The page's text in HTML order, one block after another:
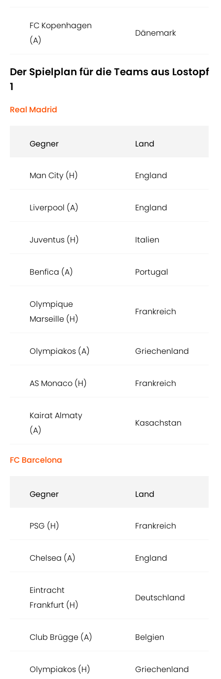
FC Kopenhagen
(A)
Dänemark
Der Spielplan für die Teams aus Lostopf
1
Real Madrid
Gegner Land
Man City (H) England
Liverpool (A) England
Juventus (H) Italien
Benfica (A) Portugal
Olympique
Marseille (H)
Frankreich
Olympiakos (A) Griechenland
AS Monaco (H) Frankreich
Kairat Almaty
(A)
Kasachstan
FC Barcelona
Gegner Land
PSG (H) Frankreich
Chelsea (A) England
Eintracht
Frankfurt (H)
Deutschland
Club Brügge (A) Belgien
Olympiakos (H) Griechenland